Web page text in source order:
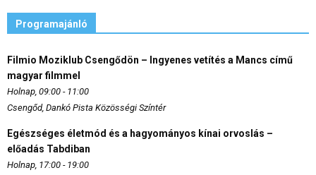
Programajánló
Filmio Moziklub Csengődön – Ingyenes vetítés a Mancs című
magyar filmmel
Holnap, 09:00 - 11:00
Csengőd, Dankó Pista Közösségi Színtér
Egészséges életmód és a hagyományos kínai orvoslás –
előadás Tabdiban
Holnap, 17:00 - 19:00